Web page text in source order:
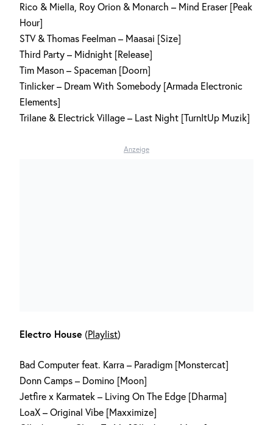
Rico & Miella, Roy Orion & Monarch – Mind Eraser [Peak
Hour]
STV & Thomas Feelman – Maasai [Size]
Third Party – Midnight [Release]
Tim Mason – Spaceman [Doorn]
Tinlicker – Dream With Somebody [Armada Electronic
Elements]
Trilane & Electrick Village – Last Night [TurnItUp Muzik]
Anzeige
Electro House (Playlist)
Bad Computer feat. Karra – Paradigm [Monstercat]
Donn Camps – Domino [Moon]
Jetfire x Karmatek – Living On The Edge [Dharma]
LoaX – Original Vibe [Maxximize]